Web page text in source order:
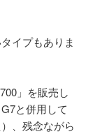
イプもありま
」を販売し
と併用して
、残念ながら